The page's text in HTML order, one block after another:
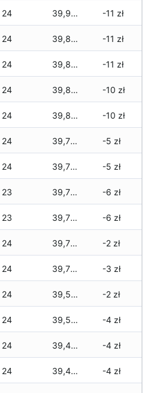
24 39,925 zł -11 zł
24 39,825 zł -11 zł
24 39,825 zł -11 zł
24 39,825 zł -10 zł
24 39,825 zł -10 zł
24 39,770 zł -5 zł
24 39,770 zł -5 zł
23 39,735 zł -6 zł
23 39,735 zł -6 zł
24 39,735 zł -2 zł
24 39,735 zł -3 zł
24 39,580 zł -2 zł
24 39,580 zł -4 zł
24 39,480 zł -4 zł
24 39,480 zł -4 zł